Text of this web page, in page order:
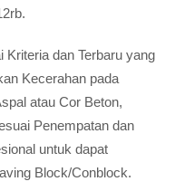
Kriteria dan Terbaru yang
Kecerahan pada
atau Cor Beton,
Penempatan dan
untuk dapat
Block/Conblock.